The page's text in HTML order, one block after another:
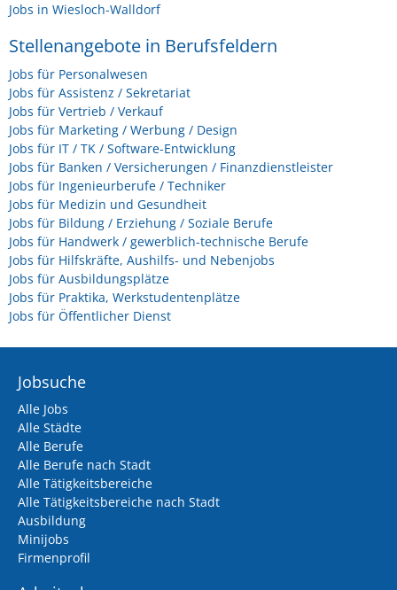
Jobs in Wiesloch-Walldorf
Stellenangebote in Berufsfeldern
Jobs für Personalwesen
Jobs für Assistenz / Sekretariat
Jobs für Vertrieb / Verkauf
Jobs für Marketing / Werbung / Design
Jobs für IT / TK / Software-Entwicklung
Jobs für Banken / Versicherungen / Finanzdienstleister
Jobs für Ingenieurberufe / Techniker
Jobs für Medizin und Gesundheit
Jobs für Bildung / Erziehung / Soziale Berufe
Jobs für Handwerk / gewerblich-technische Berufe
Jobs für Hilfskräfte, Aushilfs- und Nebenjobs
Jobs für Ausbildungsplätze
Jobs für Praktika, Werkstudentenplätze
Jobs für Öffentlicher Dienst
Jobsuche
Alle Jobs
Alle Städte
Alle Berufe
Alle Berufe nach Stadt
Alle Tätigkeitsbereiche
Alle Tätigkeitsbereiche nach Stadt
Ausbildung
Minijobs
Firmenprofil